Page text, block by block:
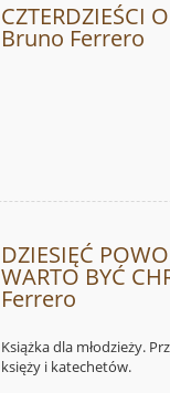
CZTERDZIEŚCI
Bruno Ferrero
DZIESIĘĆ
WARTO BYĆ
Ferrero
Książka dla młodzieży.
księży i katechetów.